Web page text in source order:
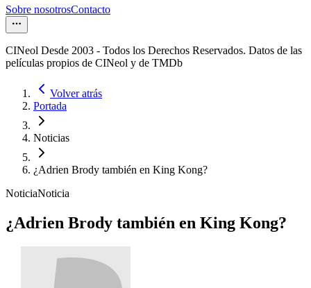
Sobre nosotrosContacto
CINeol Desde 2003 - Todos los Derechos Reservados. Datos de las
películas propios de CINeol y de TMDb
Volver atrás
Portada
Noticias
¿Adrien Brody también en King Kong?
NoticiaNoticia
¿Adrien Brody también en King Kong?